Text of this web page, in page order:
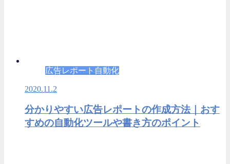
広告レポート自動化
2020.11.2
分かりやすい広告レポートの作成方法｜おす
すめの自動化ツールや書き方のポイント